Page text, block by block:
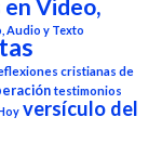
Video,
Audio y Texto
cristianas de
testimonios
versículo del